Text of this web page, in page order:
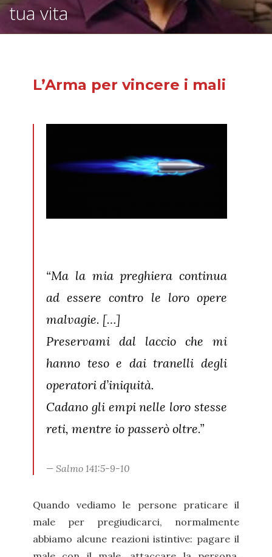
tua vita
L’Arma per vincere i mali
“Ma la mia preghiera continua
ad essere contro le loro opere
malvagie. […]
Preservami dal laccio che mi
hanno teso e dai tranelli degli
operatori d’iniquità.
Cadano gli empi nelle loro stesse
reti, mentre io passerò oltre.”
Salmo 141:5-9-10
Quando vediamo le persone praticare il
male per pregiudicarci, normalmente
abbiamo alcune reazioni istintive: pagare il